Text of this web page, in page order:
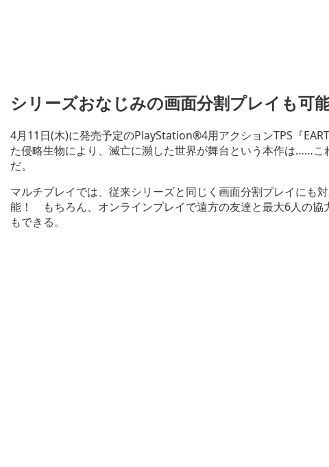
シリーズおなじみの画面分割プレイも可
4月11日(木)に発売予定のPlayStation®4用アクションTPS『
た侵略生物により、滅亡に瀕した世界が舞台という本作は……
だ。
マルチプレイでは、従来シリーズと同じく画面分割プレイにも
能！ もちろん、オンラインプレイで遠方の友達と最大6人の協
もできる。